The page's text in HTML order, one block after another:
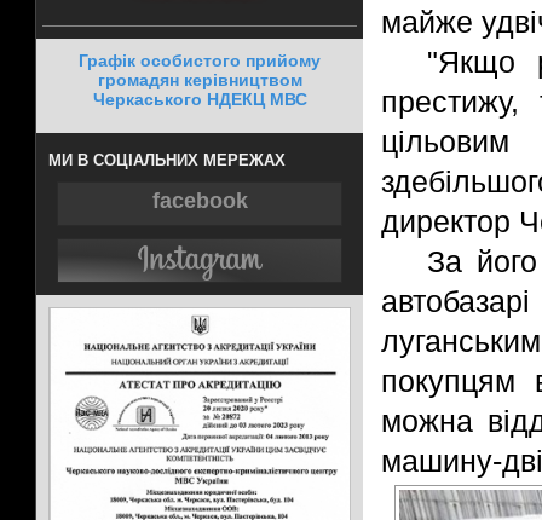
Графік особистого прийому
громадян керівництвом
Черкаського НДЕКЦ МВС
МИ В СОЦІАЛЬНИХ МЕРЕЖАХ
facebook
майже
"Якщо
директор
За
покупцям
можна
машину-